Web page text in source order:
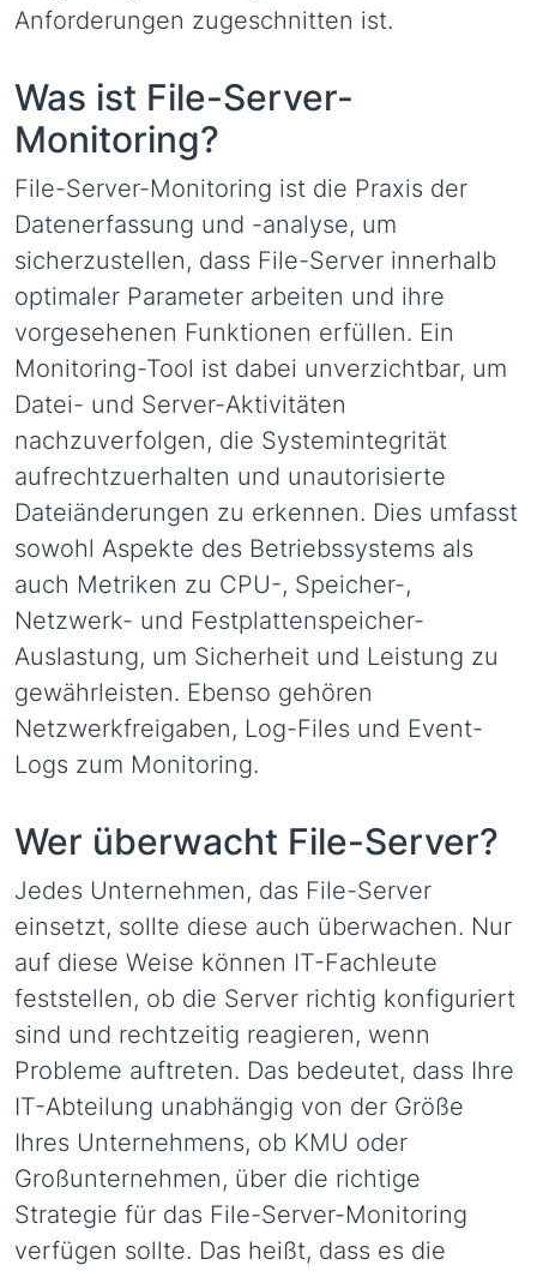
Anforderungen zugeschnitten ist.
Was ist File-Server-
Monitoring?
File-Server-Monitoring ist die Praxis der
Datenerfassung und -analyse, um
sicherzustellen, dass File-Server innerhalb
optimaler Parameter arbeiten und ihre
vorgesehenen Funktionen erfüllen. Ein
Monitoring-Tool ist dabei unverzichtbar, um
Datei- und Server-Aktivitäten
nachzuverfolgen, die Systemintegrität
aufrechtzuerhalten und unautorisierte
Dateiänderungen zu erkennen. Dies umfasst
sowohl Aspekte des Betriebssystems als
auch Metriken zu CPU-, Speicher-,
Netzwerk- und Festplattenspeicher-
Auslastung, um Sicherheit und Leistung zu
gewährleisten. Ebenso gehören
Netzwerkfreigaben, Log-Files und Event-
Logs zum Monitoring.
Wer überwacht File-Server?
Jedes Unternehmen, das File-Server
einsetzt, sollte diese auch überwachen. Nur
auf diese Weise können IT-Fachleute
feststellen, ob die Server richtig konfiguriert
sind und rechtzeitig reagieren, wenn
Probleme auftreten. Das bedeutet, dass Ihre
IT-Abteilung unabhängig von der Größe
Ihres Unternehmens, ob KMU oder
Großunternehmen, über die richtige
Strategie für das File-Server-Monitoring
verfügen sollte. Das heißt, dass es die